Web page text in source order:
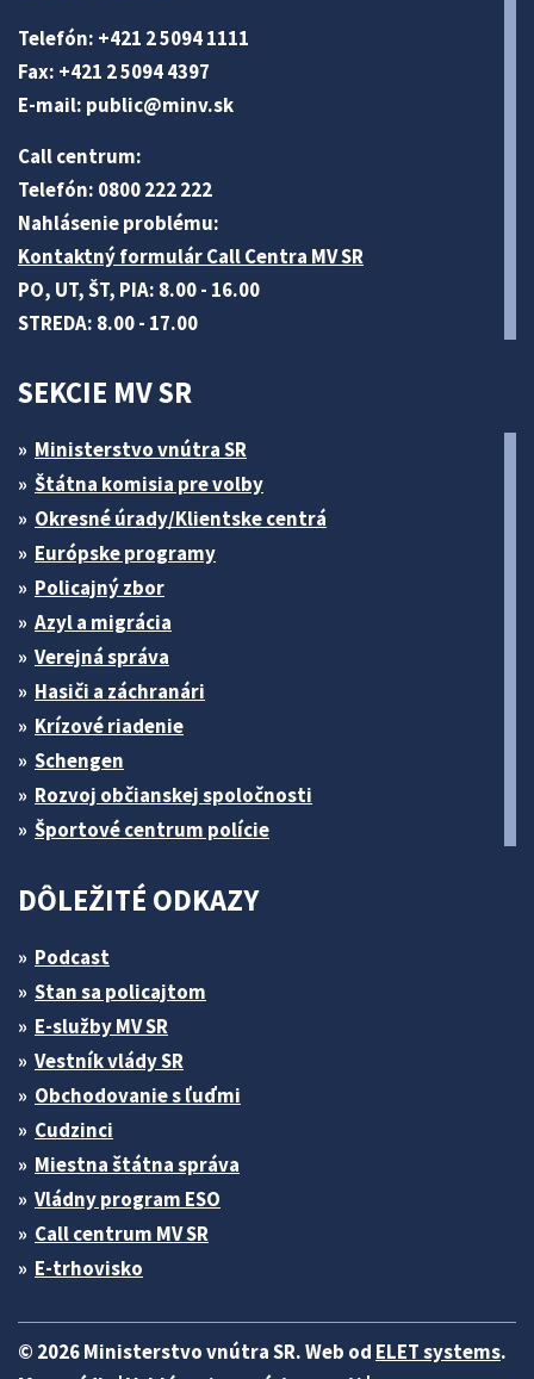
Telefón: +421 2 5094 1111
Fax: +421 2 5094 4397
E-mail: public@minv.sk
Call centrum:
Telefón: 0800 222 222
Nahlásenie problému:
Kontaktný formulár Call Centra MV SR
PO, UT, ŠT, PIA: 8.00 - 16.00
STREDA: 8.00 - 17.00
SEKCIE MV SR
Ministerstvo vnútra SR
Štátna komisia pre volby
Okresné úrady/Klientske centrá
Európske programy
Policajný zbor
Azyl a migrácia
Verejná správa
Hasiči a záchranári
Krízové riadenie
Schengen
Rozvoj občianskej spoločnosti
Športové centrum polície
DÔLEŽITÉ ODKAZY
Podcast
Stan sa policajtom
E-služby MV SR
Vestník vlády SR
Obchodovanie s ľuďmi
Cudzinci
Miestna štátna správa
Vládny program ESO
Call centrum MV SR
E-trhovisko
© 2026 Ministerstvo vnútra SR. Web od ELET systems.